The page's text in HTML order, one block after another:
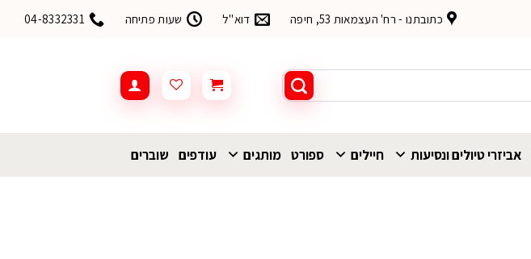
כתובתנו - רח' העצמאות 53, חיפה דוא"ל שעות פתיחה 04-8332331
אביזרי טיולים ונסיעות חיילים ספורט מותגים עודפים שוברים